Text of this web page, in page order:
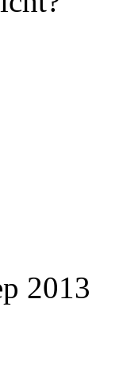
2013